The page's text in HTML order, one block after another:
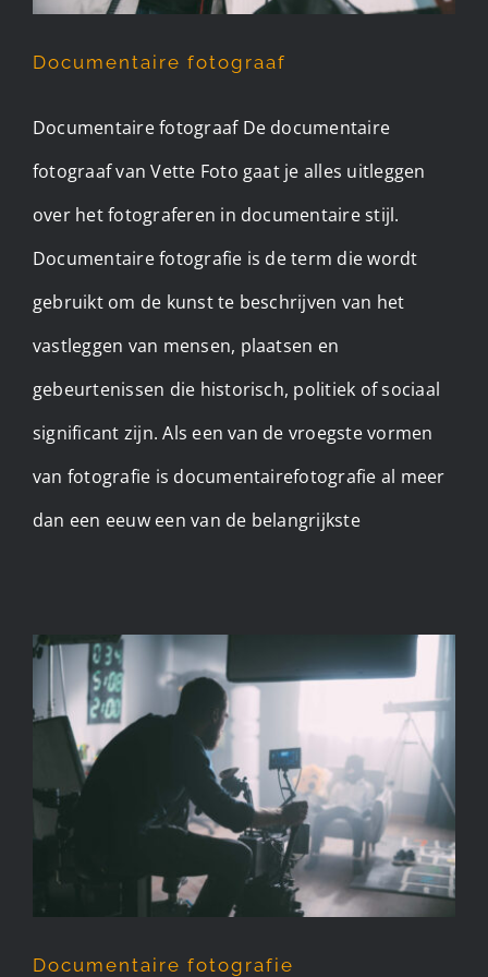
Documentaire fotograaf
Documentaire fotograaf De documentaire
fotograaf van Vette Foto gaat je alles uitleggen
over het fotograferen in documentaire stijl.
Documentaire fotografie is de term die wordt
gebruikt om de kunst te beschrijven van het
vastleggen van mensen, plaatsen en
gebeurtenissen die historisch, politiek of sociaal
significant zijn. Als een van de vroegste vormen
van fotografie is documentairefotografie al meer
dan een eeuw een van de belangrijkste
Documentaire fotografie
Documentaire fotografie